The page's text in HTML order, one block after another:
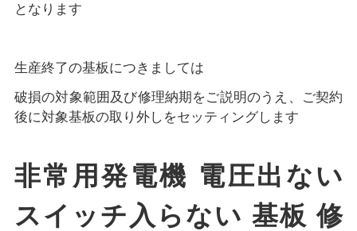
となります
生産終了の基板につきましては
破損の対象範囲及び修理納期をご説明のうえ、ご契約
後に対象基板の取り外しをセッティングします
非常用発電機 電圧出ない
スイッチ入らない 基板 修